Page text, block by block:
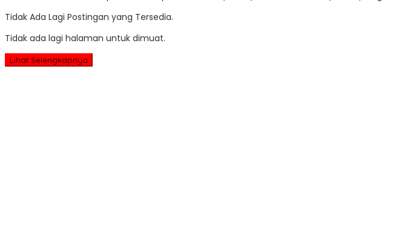
Tidak Ada Lagi Postingan yang Tersedia.
Tidak ada lagi halaman untuk dimuat.
Lihat Selengkapnya